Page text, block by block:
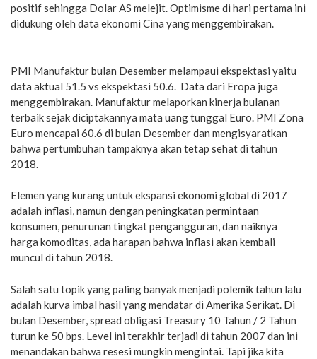
positif sehingga Dolar AS melejit. Optimisme di hari pertama ini
didukung oleh data ekonomi Cina yang menggembirakan.
PMI Manufaktur bulan Desember melampaui ekspektasi yaitu
data aktual 51.5 vs ekspektasi 50.6. Data dari Eropa juga
menggembirakan. Manufaktur melaporkan kinerja bulanan
terbaik sejak diciptakannya mata uang tunggal Euro. PMI Zona
Euro mencapai 60.6 di bulan Desember dan mengisyaratkan
bahwa pertumbuhan tampaknya akan tetap sehat di tahun
2018.
Elemen yang kurang untuk ekspansi ekonomi global di 2017
adalah inflasi, namun dengan peningkatan permintaan
konsumen, penurunan tingkat pengangguran, dan naiknya
harga komoditas, ada harapan bahwa inflasi akan kembali
muncul di tahun 2018.
Salah satu topik yang paling banyak menjadi polemik tahun lalu
adalah kurva imbal hasil yang mendatar di Amerika Serikat. Di
bulan Desember, spread obligasi Treasury 10 Tahun / 2 Tahun
turun ke 50 bps. Level ini terakhir terjadi di tahun 2007 dan ini
menandakan bahwa resesi mungkin mengintai. Tapi jika kita